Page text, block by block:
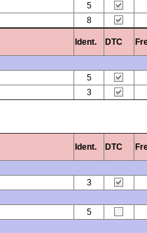
5
8
Ident. DTC
5
3
Ident. DTC
3
5